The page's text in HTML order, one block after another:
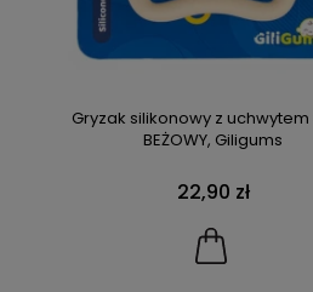
Gryzak silikonowy z uchwytem
BEŻOWY, Giligums
22,90 zł